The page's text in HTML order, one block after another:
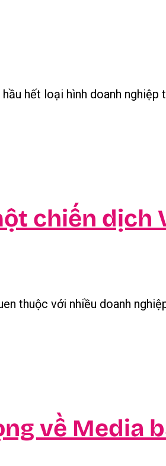
hết loại hình doanh
chiến dịch
thuộc với nhiều doanh
về Media